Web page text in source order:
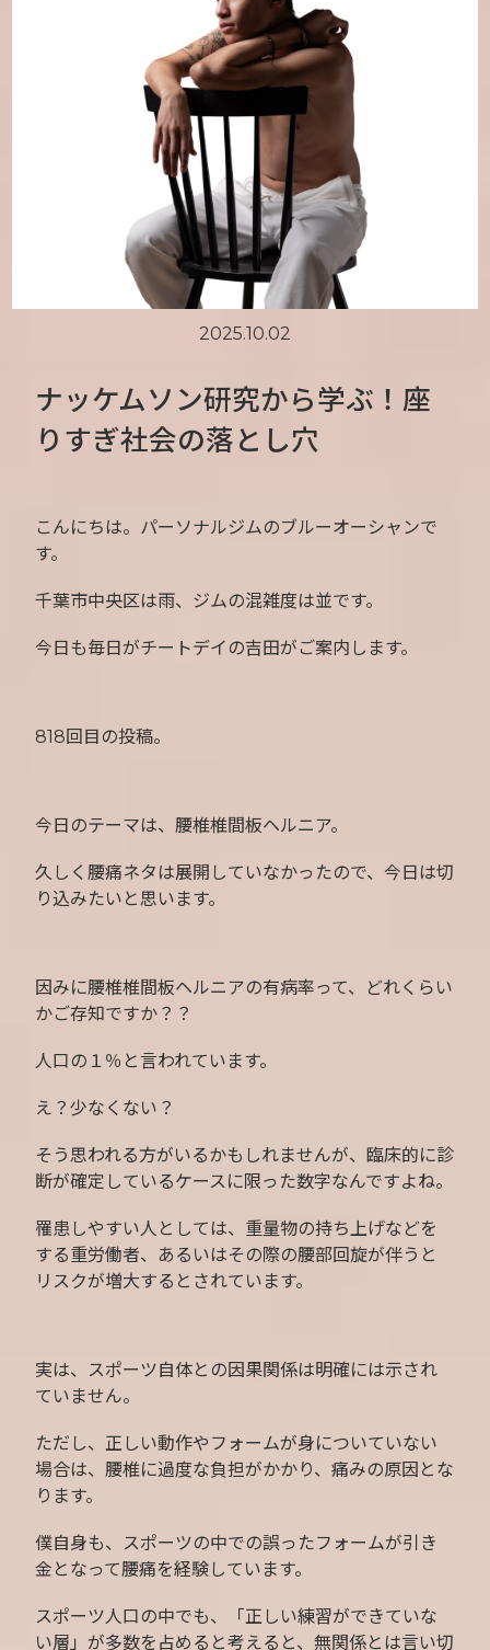
2025.10.02
ナッケムソン研究から学ぶ！座
りすぎ社会の落とし穴
こんにちは。パーソナルジムのブルーオーシャンで
す。
千葉市中央区は雨、ジムの混雑度は並です。
今日も毎日がチートデイの吉田がご案内します。
818回目の投稿。
今日のテーマは、腰椎椎間板ヘルニア。
久しく腰痛ネタは展開していなかったので、今日は切
り込みたいと思います。
因みに腰椎椎間板ヘルニアの有病率って、どれくらい
かご存知ですか？？
人口の１％と言われています。
え？少なくない？
そう思われる方がいるかもしれませんが、臨床的に診
断が確定しているケースに限った数字なんですよね。
罹患しやすい人としては、重量物の持ち上げなどを
する重労働者、あるいはその際の腰部回旋が伴うと
リスクが増大するとされています。
実は、スポーツ自体との因果関係は明確には示され
ていません。
ただし、正しい動作やフォームが身についていない
場合は、腰椎に過度な負担がかかり、痛みの原因とな
ります。
僕自身も、スポーツの中での誤ったフォームが引き
金となって腰痛を経験しています。
スポーツ人口の中でも、「正しい練習ができていな
い層」が多数を占めると考えると、無関係とは言い切